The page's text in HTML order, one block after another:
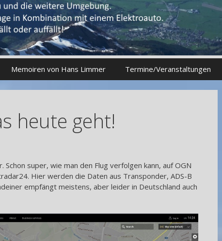
Memoiren von Hans Limmer Termine/Veranstaltungen
heute geht!
super, wie man den Flug verfolgen kann, auf OGN
Hier werden die Daten aus Transponder, ADS-B
empfängt meistens, aber leider in Deutschland auch